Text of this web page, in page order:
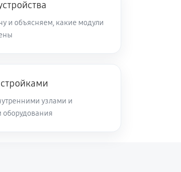
и объясняем, какие модули
узлами и
оборудования